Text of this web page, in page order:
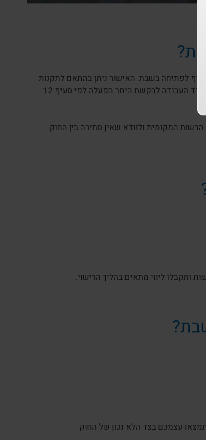
לפתיחה בשבת. האישור ניתן בהתאם לתקנות
עזר עירוניות. במקרים חריגים (כמו בתי מרקחת, חנויות חיוניות), ניתן לפנות למשרד העבודה לבקשת היתר הפעלה לפי סעיף 12
המקומית ולוודא שאין סתירה בין החוק
ליווי מתאים בהליך הרישוי.
עצמכם בצד הלא נכון של החוק.